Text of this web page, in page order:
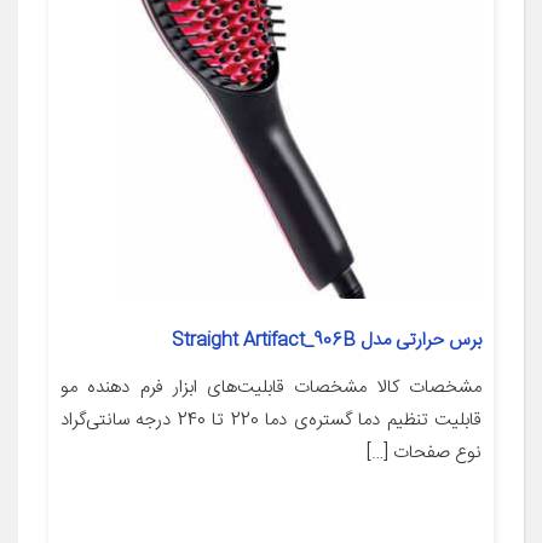
برس حرارتی مدل Straight Artifact_906B
مشخصات کالا مشخصات قابلیت‌های ابزار فرم دهنده مو
قابلیت تنظیم دما گستره‌ی دما 220 تا 240 درجه سانتی‌گراد
نوع صفحات […]